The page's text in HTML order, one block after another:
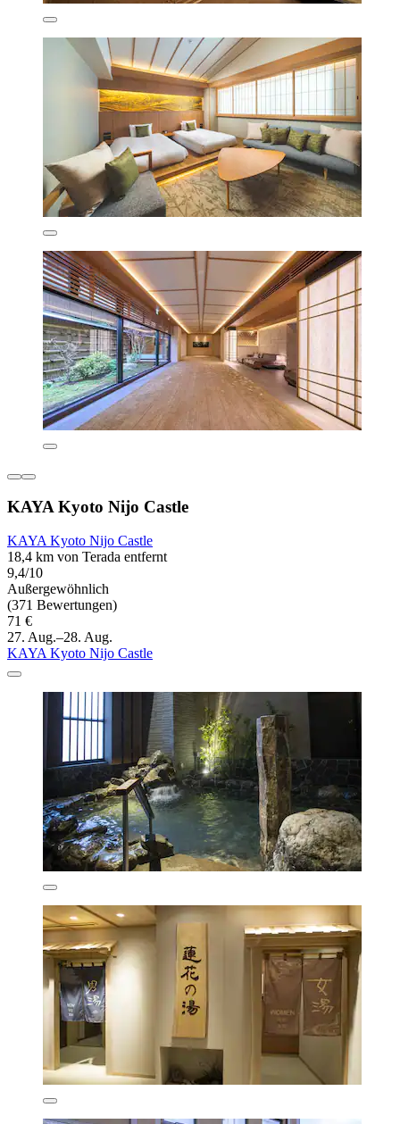
KAYA Kyoto Nijo Castle
KAYA Kyoto Nijo Castle
18,4 km von Terada entfernt
9,4/10
Außergewöhnlich
(371 Bewertungen)
71 €
27. Aug.–28. Aug.
KAYA Kyoto Nijo Castle